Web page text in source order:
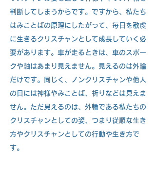
判断してしまうからです。ですから、私たち
はみことばの原理にしたがって、毎日を敬虔
に生きるクリスチャンとして成長していく必
要があります。車が走るときは、車のスポー
クや軸はあまり見えません。見えるのは外輪
だけです。同じく、ノンクリスチャンや他人
の目には神様やみことば、祈りなどは見えま
せん。ただ見えるのは、外輪である私たちの
クリスチャンとしての姿、つまり従順な生き
方やクリスチャンとしての行動や生き方で
す。